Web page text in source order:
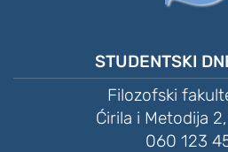
STUDENTSKI
Filozofski
Ćirila i Metodija
060 123